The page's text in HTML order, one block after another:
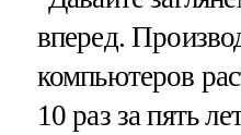
вперед.
компьютеров
10 раз за пять